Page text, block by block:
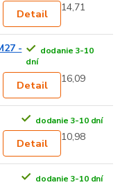
Detail 14,71
-
dodanie 3-10
dní
Detail 16,09
dodanie 3-10 dní
Detail 10,98
dodanie 3-10 dní